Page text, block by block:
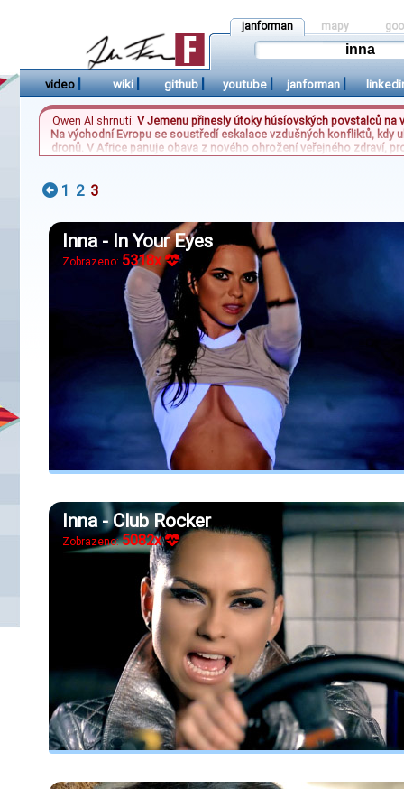
janforman mapy
video | wiki | github | youtube | janforman |
Qwen AI shrnutí: V Jemenu přinesly útoky húsíovských povstalců na
Na východní Evropu se soustředí eskalace vzdušných konfliktů,
dronů. V Africe panuje obava z nového ohrožení veřejného zdraví,
1 2 3
Inna - In Your Eyes
Zobrazeno: 5318x
Inna - Club Rocker
Zobrazeno:5082x